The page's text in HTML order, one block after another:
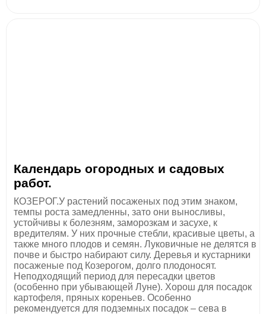
Календарь огородных и садовых
работ.
КОЗЕРОГ.У растений посаженых под этим знаком,
темпы роста замедленны, зато они выносливы,
устойчивы к болезням, заморозкам и засухе, к
вредителям. У них прочные стебли, красивые цветы, а
также много плодов и семян. Луковичные не делятся в
почве и быстро набирают силу. Деревья и кустарники
посаженые под Козерогом, долго плодоносят.
Неподходящий период для пересадки цветов
(особенно при убывающей Луне). Хорош для посадок
картофеля, пряных кореньев. Особенно
рекомендуется для подземных посадок – сева в